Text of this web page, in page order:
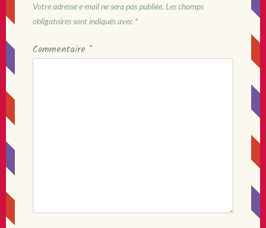
Votre adresse e-mail ne sera pas publiée. Les champs
obligatoires sont indiqués avec *
Commentaire *